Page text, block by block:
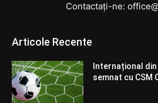
Contactați-ne:
Articole Recente
Internațional
semnat cu CSM